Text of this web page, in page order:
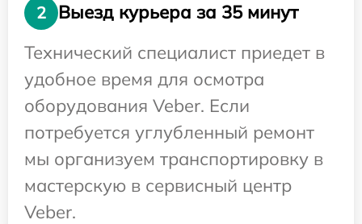
2
Выезд курьера за 35 минут
Технический специалист приедет в
удобное время для осмотра
оборудования Veber. Если
потребуется углубленный ремонт
мы организуем транспортировку в
мастерскую в сервисный центр
Veber.